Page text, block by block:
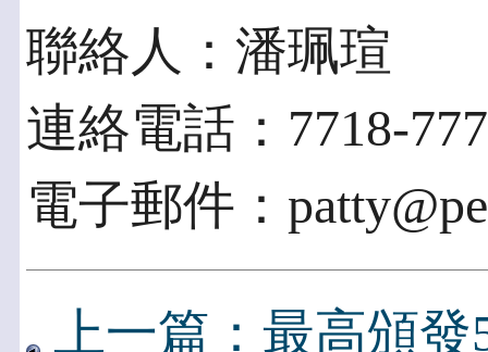
聯絡人：潘珮瑄
連絡電話：7718-
電子郵件：
上一篇：最高頒